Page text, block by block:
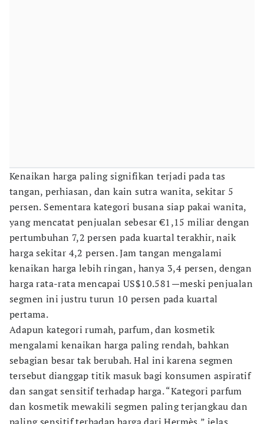
Kenaikan harga paling signifikan terjadi pada tas
tangan, perhiasan, dan kain sutra wanita, sekitar 5
persen. Sementara kategori busana siap pakai wanita,
yang mencatat penjualan sebesar €1,15 miliar dengan
pertumbuhan 7,2 persen pada kuartal terakhir, naik
harga sekitar 4,2 persen. Jam tangan mengalami
kenaikan harga lebih ringan, hanya 3,4 persen, dengan
harga rata-rata mencapai US$10.581—meski penjualan
segmen ini justru turun 10 persen pada kuartal
pertama.
Adapun kategori rumah, parfum, dan kosmetik
mengalami kenaikan harga paling rendah, bahkan
sebagian besar tak berubah. Hal ini karena segmen
tersebut dianggap titik masuk bagi konsumen aspiratif
dan sangat sensitif terhadap harga. “Kategori parfum
dan kosmetik mewakili segmen paling terjangkau dan